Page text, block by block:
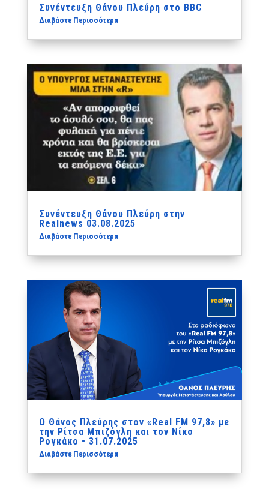
Συνέντευξη Θάνου Πλεύρη στο BBC
Διαβάστε Περισσότερα
Συνέντευξη Θάνου Πλεύρη στην
Realnews 03.08.2025
Διαβάστε Περισσότερα
Ο Θάνος Πλεύρης στον «Real FM 97,8» με
την Ρίτσα Μπιζόγλη και τον Νίκο
Ρογκάκο • 31.07.2025
Διαβάστε Περισσότερα